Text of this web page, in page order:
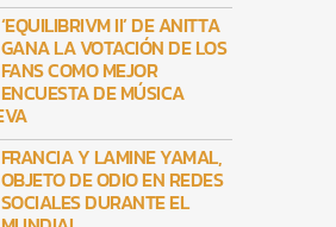
‘EQUILIBRIVM II’ DE ANITTA
GANA LA VOTACIÓN DE LOS
FANS COMO MEJOR
ENCUESTA DE MÚSICA
FRANCIA Y LAMINE YAMAL,
OBJETO DE ODIO EN REDES
SOCIALES DURANTE EL